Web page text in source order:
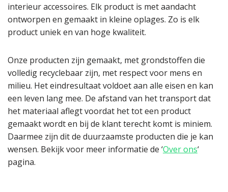
interieur accessoires. Elk product is met aandacht
ontworpen en gemaakt in kleine oplages. Zo is elk
product uniek en van hoge kwaliteit.
Onze producten zijn gemaakt, met grondstoffen die
volledig recyclebaar zijn, met respect voor mens en
milieu. Het eindresultaat voldoet aan alle eisen en kan
een leven lang mee. De afstand van het transport dat
het materiaal aflegt voordat het tot een product
gemaakt wordt en bij de klant terecht komt is miniem.
Daarmee zijn dit de duurzaamste producten die je kan
wensen. Bekijk voor meer informatie de ‘Over ons‘
pagina.